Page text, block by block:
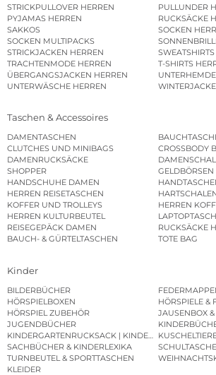
STRICKPULLOVER HERREN
PULLUNDER
PYJAMAS HERREN
RUCKSÄCKE
SAKKOS
SOCKEN
SOCKEN MULTIPACKS
STRICKJACKEN HERREN
SWEATSHIRTS
TRACHTENMODE HERREN
T-SHIRTS
ÜBERGANGSJACKEN HERREN
UNTERWÄSCHE HERREN
Taschen & Accessoires
DAMENTASCHEN
CLUTCHES UND MINIBAGS
CROSSBODY
DAMENRUCKSÄCKE
SHOPPER
HANDSCHUHE DAMEN
HERREN REISETASCHEN
KOFFER UND TROLLEYS
HERREN
HERREN KULTURBEUTEL
REISEGEPÄCK DAMEN
RUCKSÄCKE
BAUCH- & GÜRTELTASCHEN
TOTE BAG
Kinder
BILDERBÜCHER
HÖRSPIELBOXEN
HÖRSPIELE &
HÖRSPIEL ZUBEHÖR
JAUSENBOX
JUGENDBÜCHER
KINDERGARTENRUCKSACK |
SACHBÜCHER & KINDERLEXIKA
TURNBEUTEL & SPORTTASCHEN
KLEIDER